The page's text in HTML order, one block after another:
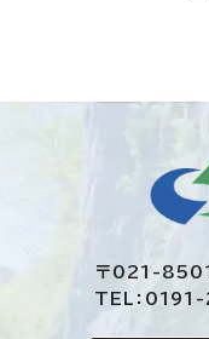
〒021-8501
TEL：0191-